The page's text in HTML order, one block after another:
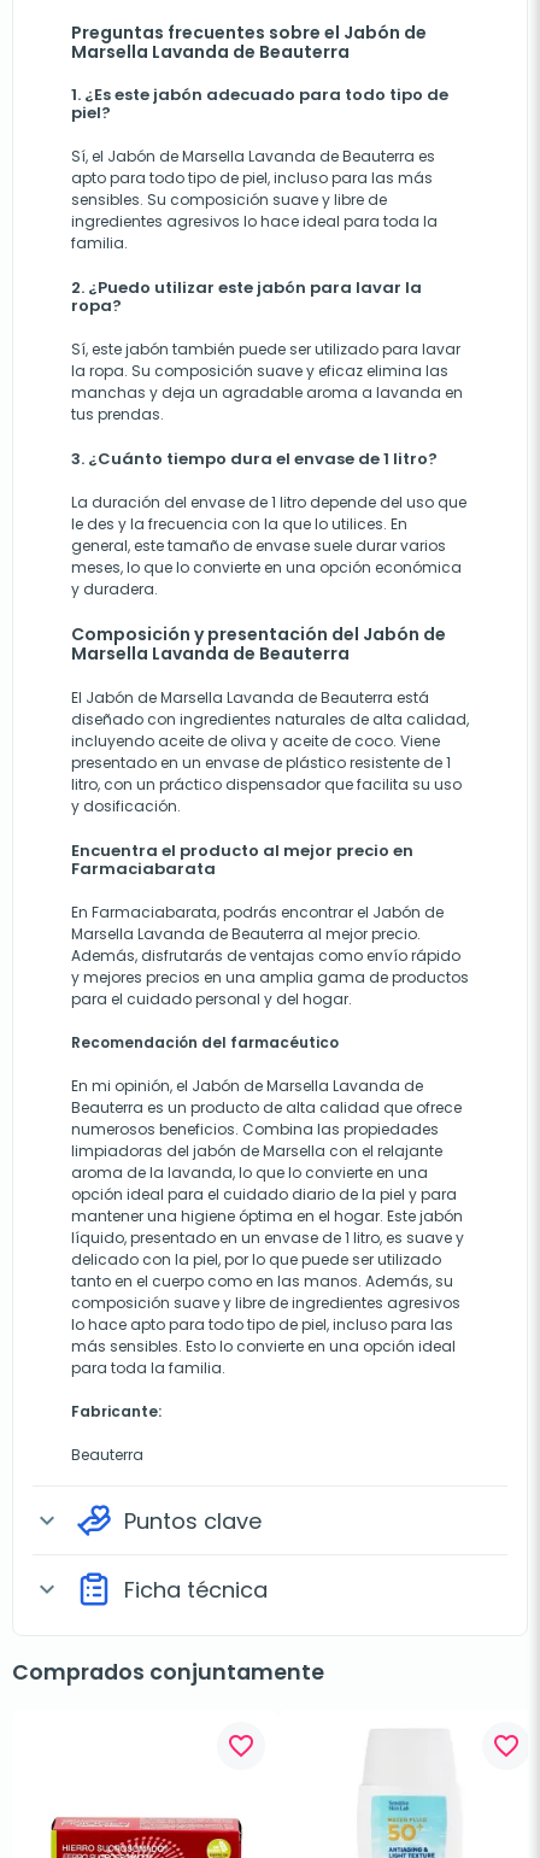
Preguntas frecuentes sobre el Jabón de
Marsella Lavanda de Beauterra
1. ¿Es este jabón adecuado para todo tipo de
piel?
Sí, el Jabón de Marsella Lavanda de Beauterra es
apto para todo tipo de piel, incluso para las más
sensibles. Su composición suave y libre de
ingredientes agresivos lo hace ideal para toda la
familia.
2. ¿Puedo utilizar este jabón para lavar la
ropa?
Sí, este jabón también puede ser utilizado para lavar
la ropa. Su composición suave y eficaz elimina las
manchas y deja un agradable aroma a lavanda en
tus prendas.
3. ¿Cuánto tiempo dura el envase de 1 litro?
La duración del envase de 1 litro depende del uso que
le des y la frecuencia con la que lo utilices. En
general, este tamaño de envase suele durar varios
meses, lo que lo convierte en una opción económica
y duradera.
Composición y presentación del Jabón de
Marsella Lavanda de Beauterra
El Jabón de Marsella Lavanda de Beauterra está
diseñado con ingredientes naturales de alta calidad,
incluyendo aceite de oliva y aceite de coco. Viene
presentado en un envase de plástico resistente de 1
litro, con un práctico dispensador que facilita su uso
y dosificación.
Encuentra el producto al mejor precio en
Farmaciabarata
En Farmaciabarata, podrás encontrar el Jabón de
Marsella Lavanda de Beauterra al mejor precio.
Además, disfrutarás de ventajas como envío rápido
y mejores precios en una amplia gama de productos
para el cuidado personal y del hogar.
Recomendación del farmacéutico
En mi opinión, el Jabón de Marsella Lavanda de
Beauterra es un producto de alta calidad que ofrece
numerosos beneficios. Combina las propiedades
limpiadoras del jabón de Marsella con el relajante
aroma de la lavanda, lo que lo convierte en una
opción ideal para el cuidado diario de la piel y para
mantener una higiene óptima en el hogar. Este jabón
líquido, presentado en un envase de 1 litro, es suave y
delicado con la piel, por lo que puede ser utilizado
tanto en el cuerpo como en las manos. Además, su
composición suave y libre de ingredientes agresivos
lo hace apto para todo tipo de piel, incluso para las
más sensibles. Esto lo convierte en una opción ideal
para toda la familia.
Fabricante:
Beauterra
expand_more Puntos clave
expand_more Ficha técnica
Comprados conjuntamente
favorite_border favorite_border